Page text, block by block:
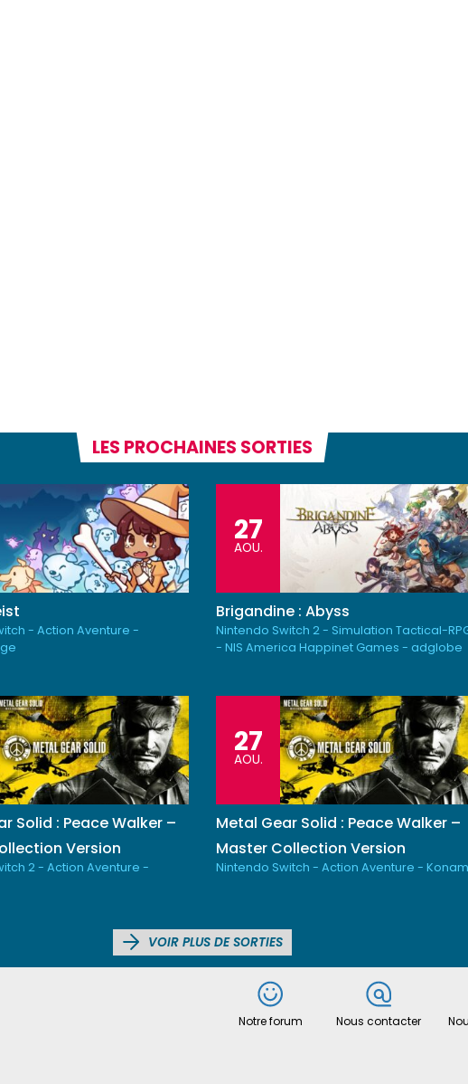
LES PROCHAINES SORTIES
- Action Aventure -
27
AOU.
Brigandine : Abyss
Nintendo Switch 2 - Simulation Tactical-
- NIS America Happinet Games - adglobe
Solid : Peace Walker –
Version
2 - Action Aventure -
27
AOU.
Metal Gear Solid : Peace Walker –
Master Collection Version
Nintendo Switch - Action Aventure -
VOIR PLUS DE SORTIES
Notre forum Nous contacter